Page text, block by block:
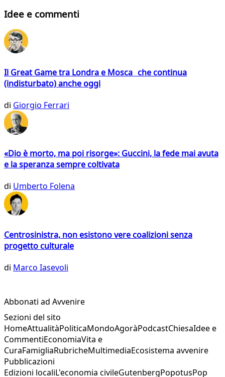
Idee e commenti
Il Great Game tra Londra e Mosca che continua
(indisturbato) anche oggi
di Giorgio Ferrari
«Dio è morto, ma poi risorge»: Guccini, la fede mai avuta
e la speranza sempre coltivata
di Umberto Folena
Centrosinistra, non esistono vere coalizioni senza
progetto culturale
di Marco Iasevoli
Abbonati ad Avvenire
Sezioni del sito
HomeAttualitàPoliticaMondoAgoràPodcastChiesaIdee e
CommentiEconomiaVita e
CuraFamigliaRubricheMultimediaEcosistema avvenire
Pubblicazioni
Edizioni localiL'economia civileGutenbergPopotusPop